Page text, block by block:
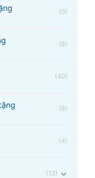
(0)
(8)
(40)
(8)
(4)
(13)